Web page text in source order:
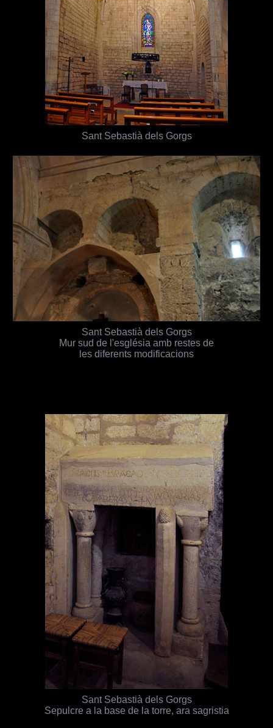
Sant Sebastià dels Gorgs
Sant Sebastià dels Gorgs
Mur sud de l'església amb restes de
les diferents modificacions
Sant Sebastià dels Gorgs
Sepulcre a la base de la torre, ara sagristia